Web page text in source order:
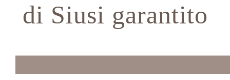
di Siusi garantito